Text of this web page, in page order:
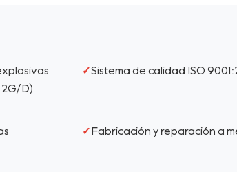
D)
Sistema de calidad ISO
Fabricación y reparación a